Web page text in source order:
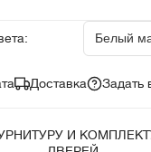
Доставка Задать
И